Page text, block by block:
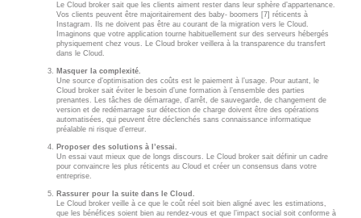
GESTION DES TEMPS
Le Cloud broker sait que les clients aiment rester dans leur sphère d’appartenance.
Vos clients peuvent être majoritairement des baby- boomers [7] réticents à
Instagram. Ils ne doivent pas être au courant de la migration vers le Cloud.
Imaginons que votre application tourne habituellement sur des serveurs hébergés
physiquement chez vous. Le Cloud broker veillera à la transparence du transfert
dans le Cloud.
Masquer la complexité.
Une source d’optimisation des coûts est le paiement à l’usage. Pour autant, le
Cloud broker sait éviter le besoin d’une formation à l’ensemble des parties
prenantes. Les tâches de démarrage, d’arrêt, de sauvegarde, de changement de
version et de redémarrage sur détection de charge doivent être des opérations
automatisées, qui peuvent être déclenchés sans connaissance informatique
préalable ni risque d’erreur.
Proposer des solutions à l’essai.
Un essai vaut mieux que de longs discours. Le Cloud broker sait définir un cadre
pour convaincre les plus réticents au Cloud et créer un consensus dans votre
entreprise.
Rassurer pour la suite dans le Cloud.
Le Cloud broker veille à ce que le coût réel soit bien aligné avec les estimations,
que les bénéfices soient bien au rendez-vous et que l’impact social soit conforme à